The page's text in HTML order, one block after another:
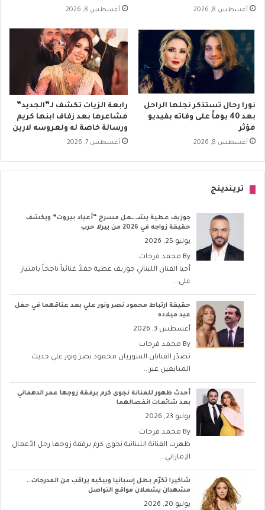
أغسطس 8, 2026 أغسطس 8, 2026
نورا رحال تستذكر نجلها الراحل
بعد 40 يوماً على وفاته بفيديو
مؤثر
أغسطس 8, 2026
رابعة الزيات تكشف لـ”الجديد”
مشاعرها بعد زفاف ابنها كريم
ورسالة خاصة له ولعروسه لارين
أغسطس 7, 2026
تريندينج
جوزيف عطية يشــ ــعل مسرح “أعياد بيروت” ويكشف
حقيقة زواجه في 2026 من بيرلا حرب
يوليو 25, 2026
By محمد فرحات
أحيا الفنان اللبناني جوزيف عطية حفلاً غنائياً ناجحاً بامتياز
على...
حقيقة ارتباط محمود نصر ونور علي بعد عناقهما في حفل
عيد ميلاده
أغسطس 3, 2026
By محمد فرحات
تصدّر الفنانان السوريان محمود نصر ونور علي حديث
المتابعين عبر...
أحدث ظهور للفنانة نجوى كرم برفقة زوجها عمر الدهماني
بعد شائعات انفصالهما
يوليو 23, 2026
By محمد فرحات
ظهرت الفنانة اللبنانية نجوى كرم برفقة زوجها رجل الأعمال
الإماراتي...
شاكيرا تكرّم بطل إسبانيا وبيكيه يراقب من المدرجات..
مشهدان يشعلان مواقع التواصل
يوليو 20, 2026